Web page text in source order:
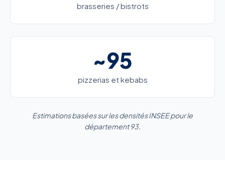
brasseries / bistrots
~95
pizzerias et kebabs
Estimations basées sur les densités INSEE pour le
département 93.